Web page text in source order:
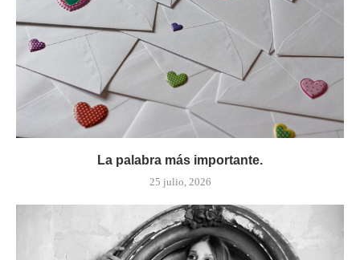
La palabra más importante.
25 julio, 2026